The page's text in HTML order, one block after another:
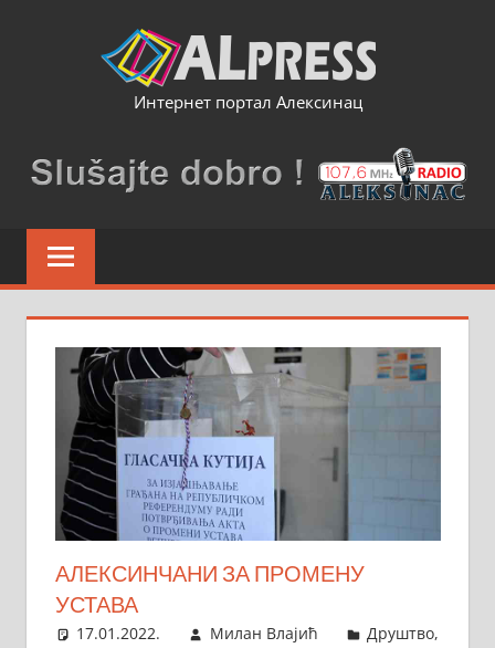
Интернет портал Алексинац
АЛЕКСИНЧАНИ ЗА ПРОМЕНУ
УСТАВА
17.01.2022. Милан Влајић Друштво,